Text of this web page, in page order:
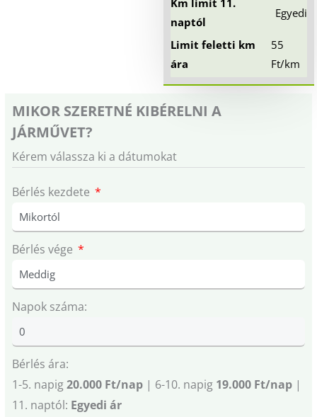
Km limit 11.
naptól
Egyedi
Limit feletti km
ára
55
Ft/km
MIKOR SZERETNÉ KIBÉRELNI A
JÁRMŰVET?
Kérem válassza ki a dátumokat
Bérlés kezdete
Bérlés vége
Napok száma:
Bérlés ára:
1-5. napig20.000 Ft/nap | 6-10. napig 19.000 Ft/nap |
11. naptól: Egyedi ár